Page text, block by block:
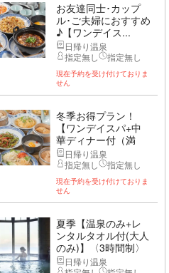
お友達同士･カップ
ル･ご夫婦におすすめ
♪【ワンデイス...
日帰り温泉
指定無し
指定無し
現在予約を受け付けておりま
せん
冬季お得プラン！
【ワンデイスパ+中
華ディナー付（満
腹...日帰り温泉
指定無し
指定無し
現在予約を受け付けておりま
せん
夏季【温泉のみ+レ
ンタルタオル付(大人
のみ)】〈3時間制〉
日帰り温泉